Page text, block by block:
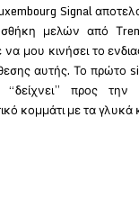
Signal
μελών από
μου κινήσει το
αυτής. Το πρώτο
“δείχνει” προς
κομμάτι με τα